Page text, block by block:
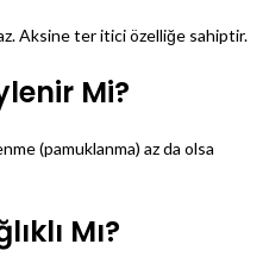
Aksine ter itici özelliğe sahiptir.
Mi?
(pamuklanma) az da olsa
Mı?